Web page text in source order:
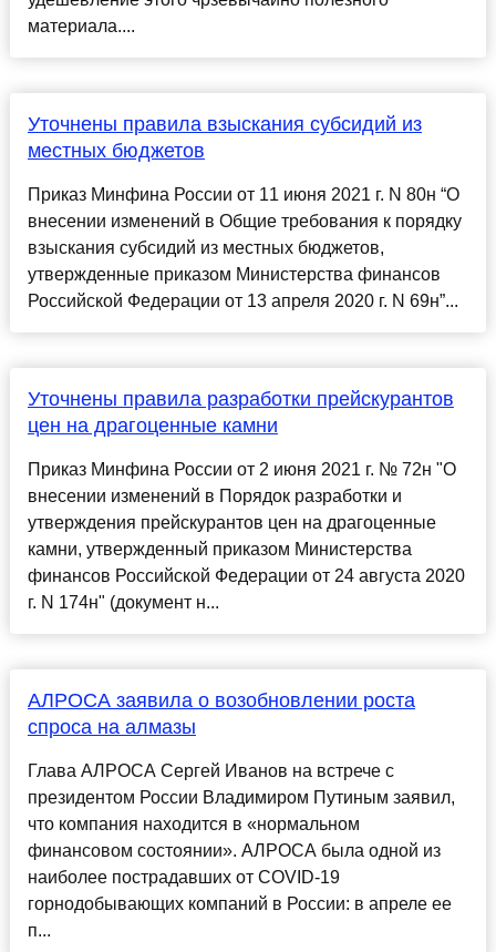
материала....
Уточнены правила взыскания субсидий из
местных бюджетов
Приказ Минфина России от 11 июня 2021 г. N 80н “О
внесении изменений в Общие требования к порядку
взыскания субсидий из местных бюджетов,
утвержденные приказом Министерства финансов
Российской Федерации от 13 апреля 2020 г. N 69н”...
Уточнены правила разработки прейскурантов
цен на драгоценные камни
Приказ Минфина России от 2 июня 2021 г. № 72н "О
внесении изменений в Порядок разработки и
утверждения прейскурантов цен на драгоценные
камни, утвержденный приказом Министерства
финансов Российской Федерации от 24 августа 2020
г. N 174н" (документ н...
АЛРОСА заявила о возобновлении роста
спроса на алмазы
Глава АЛРОСА Сергей Иванов на встрече с
президентом России Владимиром Путиным заявил,
что компания находится в «нормальном
финансовом состоянии». АЛРОСА была одной из
наиболее пострадавших от COVID-19
горнодобывающих компаний в России: в апреле ее
п...